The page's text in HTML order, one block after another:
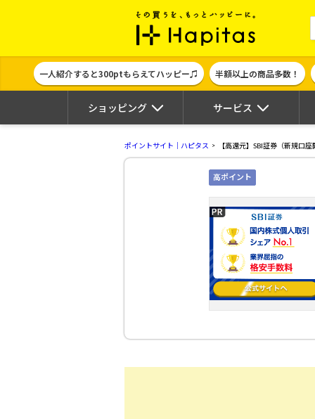
ポイント貯め
一人紹介すると300ptもらえてハッピー♫ 半額以上の商品多数！
ショッピング サービス
ポイントサイト｜ハピタス 【高還元】SBI証券（新規口
高ポイント